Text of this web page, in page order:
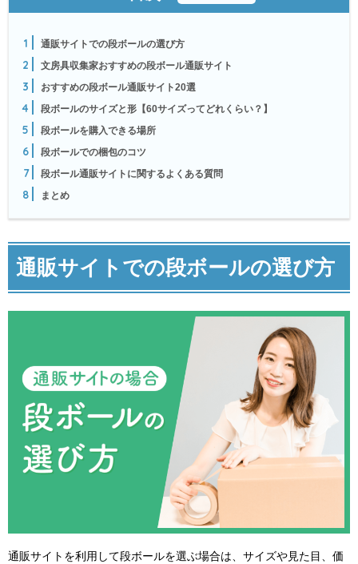
1 通販サイトでの段ボールの選び方
2 文房具収集家おすすめの段ボール通販サイト
3 おすすめの段ボール通販サイト20選
4 段ボールのサイズと形【60サイズってどれくらい？】
5 段ボールを購入できる場所
6 段ボールでの梱包のコツ
7 段ボール通販サイトに関するよくある質問
8 まとめ
通販サイトでの段ボールの選び方
通販サイトを利用して段ボールを選ぶ場合は、サイズや見た目、価